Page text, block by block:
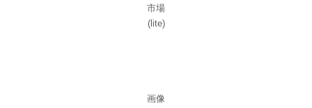
市場
(lite)
画像